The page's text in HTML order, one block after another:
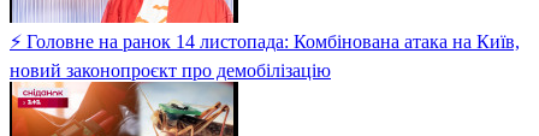
⚡ Головне на ранок 14 листопада: Комбінована атака на Київ,
новий законопроєкт про демобілізацію